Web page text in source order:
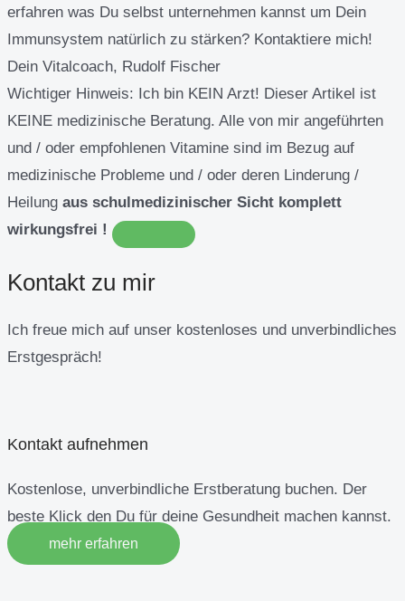
erfahren was Du selbst unternehmen kannst um Dein
Immunsystem natürlich zu stärken? Kontaktiere mich!
Dein Vitalcoach, Rudolf Fischer
Wichtiger Hinweis: Ich bin KEIN Arzt! Dieser Artikel ist
KEINE medizinische Beratung. Alle von mir angeführten
und / oder empfohlenen Vitamine sind im Bezug auf
medizinische Probleme und / oder deren Linderung /
Heilung aus schulmedizinischer Sicht komplett
wirkungsfrei !
Kontakt zu mir
Ich freue mich auf unser kostenloses und unverbindliches
Erstgespräch!
Kontakt aufnehmen
Kostenlose, unverbindliche Erstberatung buchen. Der
beste Klick den Du für deine Gesundheit machen kannst.
mehr erfahren